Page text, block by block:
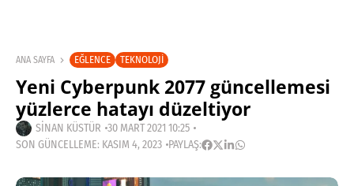
ANA SAYFA EĞLENCE TEKNOLOJI
Yeni Cyberpunk 2077 güncellemesi
yüzlerce hatayı düzeltiyor
SINAN KÜSTÜR 30 MART 2021 10:25
SON GÜNCELLEME: KASIM 4, 2023 PAYLAŞ: